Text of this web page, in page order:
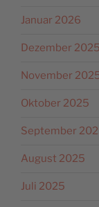
Januar 2026
Dezember 2025
November
Oktober 2025
September
August 2025
Juli 2025